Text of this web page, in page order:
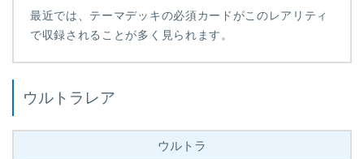
最近では、テーマデッキの必須カードがこのレアリティ
で収録されることが多く見られます。
ウルトラレア
ウルトラ